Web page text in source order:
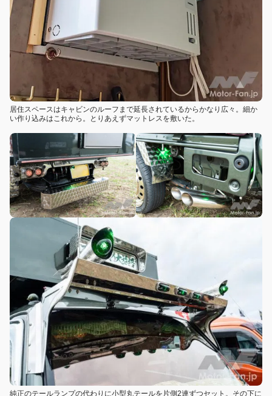
居住スペースはキャビンのルーフまで延長されているからかなり広々。細か
い作り込みはこれから。とりあえずマットレスを敷いた。
純正のテールランプの代わりに小型丸テールを片側2連ずつセット。その下に